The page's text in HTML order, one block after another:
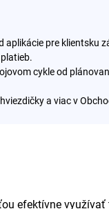
pre klientsku
cykle od
a viac v
na praktickej
efektívne